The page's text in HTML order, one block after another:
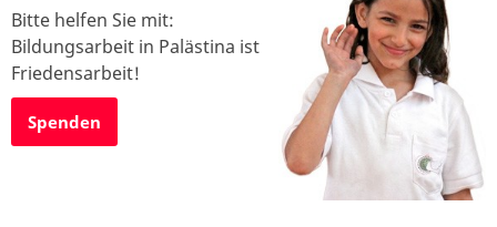
Bitte helfen Sie mit:
Bildungsarbeit in Palästina ist
Friedensarbeit!
Spenden